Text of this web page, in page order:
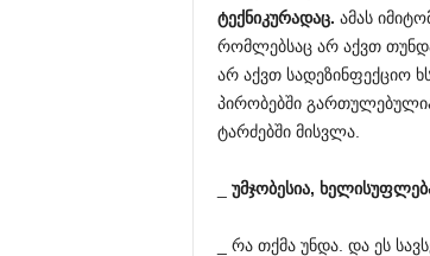
ტექნიკურადაც. ამას
რომლებსაც არ აქვთ
არ აქვთ სადეზინფექციო
პირობებში
ტარძებში მისვლა.
უმჯობესია,
_ რა თქმა უნდა. და ეს